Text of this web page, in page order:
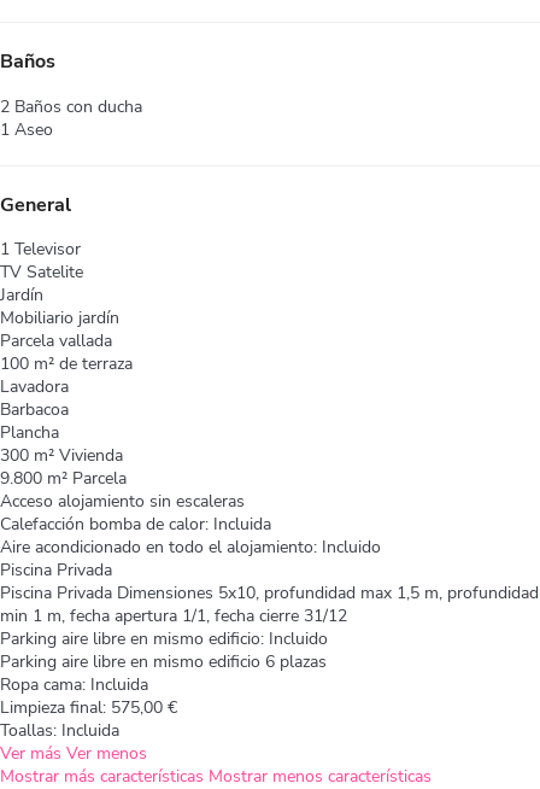
Baños
2 Baños con ducha
1 Aseo
General
1 Televisor
TV Satelite
Jardín
Mobiliario jardín
Parcela vallada
100 m² de terraza
Lavadora
Barbacoa
Plancha
300 m² Vivienda
9.800 m² Parcela
Acceso alojamiento sin escaleras
Calefacción bomba de calor: Incluida
Aire acondicionado en todo el alojamiento: Incluido
Piscina Privada
Piscina Privada Dimensiones 5x10, profundidad max 1,5 m, profundidad
min 1 m, fecha apertura 1/1, fecha cierre 31/12
Parking aire libre en mismo edificio: Incluido
Parking aire libre en mismo edificio 6 plazas
Ropa cama: Incluida
Limpieza final: 575,00 €
Toallas: Incluida
Ver más Ver menos
Mostrar más características Mostrar menos características